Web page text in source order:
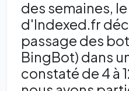
des semaines,
d'Indexed.fr
passage des
BingBot) dans
constaté de 4 à